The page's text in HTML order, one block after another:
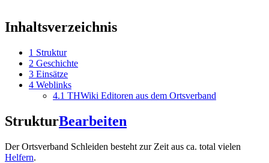
Inhaltsverzeichnis
1 Struktur
2 Geschichte
3 Einsätze
4 Weblinks
4.1 THWiki Editoren aus dem Ortsverband
StrukturBearbeiten
Der Ortsverband Schleiden besteht zur Zeit aus ca. total vielen
Helfern.